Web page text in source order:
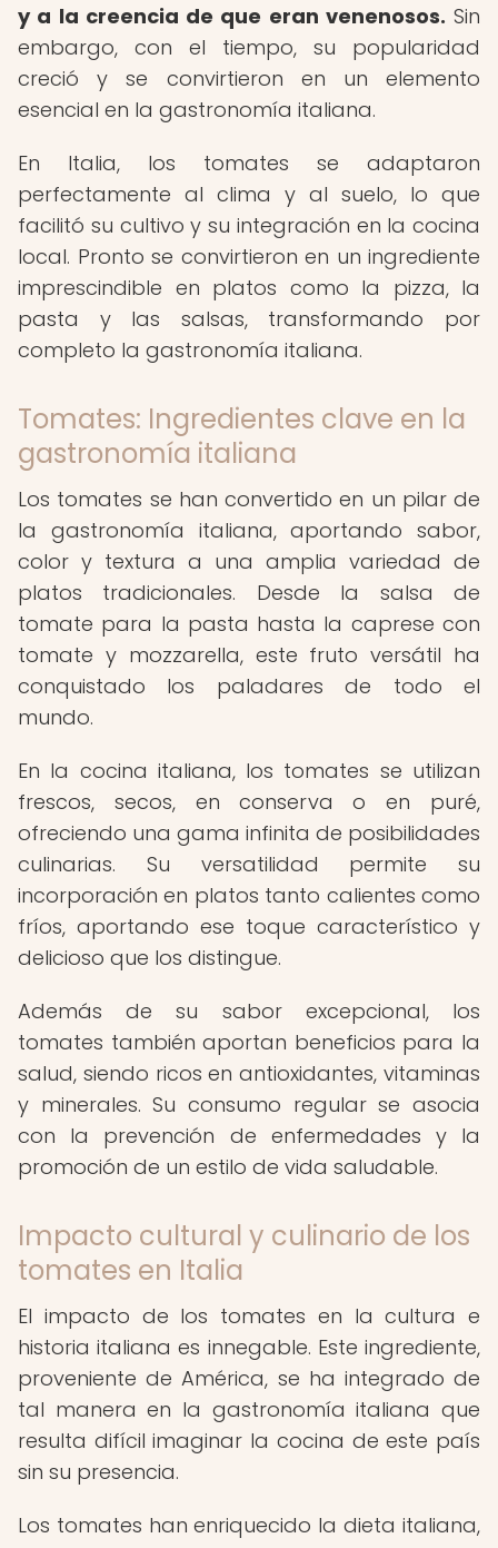
y a la creencia de que eran venenosos. Sin
embargo, con el tiempo, su popularidad
creció y se convirtieron en un elemento
esencial en la gastronomía italiana.
En Italia, los tomates se adaptaron
perfectamente al clima y al suelo, lo que
facilitó su cultivo y su integración en la cocina
local. Pronto se convirtieron en un ingrediente
imprescindible en platos como la pizza, la
pasta y las salsas, transformando por
completo la gastronomía italiana.
Tomates: Ingredientes clave en la
gastronomía italiana
Los tomates se han convertido en un pilar de
la gastronomía italiana, aportando sabor,
color y textura a una amplia variedad de
platos tradicionales. Desde la salsa de
tomate para la pasta hasta la caprese con
tomate y mozzarella, este fruto versátil ha
conquistado los paladares de todo el
mundo.
En la cocina italiana, los tomates se utilizan
frescos, secos, en conserva o en puré,
ofreciendo una gama infinita de posibilidades
culinarias. Su versatilidad permite su
incorporación en platos tanto calientes como
fríos, aportando ese toque característico y
delicioso que los distingue.
Además de su sabor excepcional, los
tomates también aportan beneficios para la
salud, siendo ricos en antioxidantes, vitaminas
y minerales. Su consumo regular se asocia
con la prevención de enfermedades y la
promoción de un estilo de vida saludable.
Impacto cultural y culinario de los
tomates en Italia
El impacto de los tomates en la cultura e
historia italiana es innegable. Este ingrediente,
proveniente de América, se ha integrado de
tal manera en la gastronomía italiana que
resulta difícil imaginar la cocina de este país
sin su presencia.
Los tomates han enriquecido la dieta italiana,